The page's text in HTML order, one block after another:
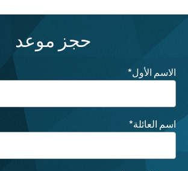
حجز موعد
الاسم الأول*
اسم العائلة*